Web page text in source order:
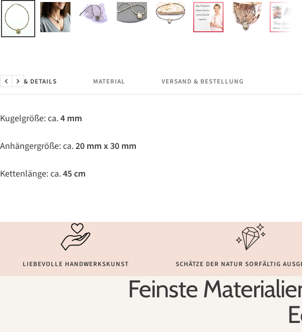
MASSE & DETAILS MATERIAL VERSAND & BESTELLUNG
ZurückWeiter
Kugelgröße: ca.4 mm
Anhängergröße: ca.20 mm x 30 mm
Kettenlänge: ca.45 cm
LIEBEVOLLE HANDWERKSKUNST SCHÄTZE DER NATUR SORFÄLTIG
Feinste